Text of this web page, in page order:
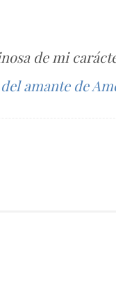
de mi
amante de